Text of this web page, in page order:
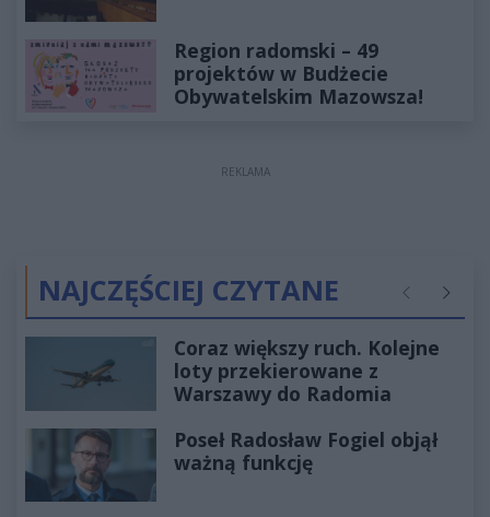
Region radomski – 49
projektów w Budżecie
Obywatelskim Mazowsza!
REKLAMA
NAJCZĘŚCIEJ CZYTANE Poprzednie
Coraz większy ruch. Kolejne
loty przekierowane z
Warszawy do Radomia
Poseł Radosław Fogiel objął
ważną funkcję